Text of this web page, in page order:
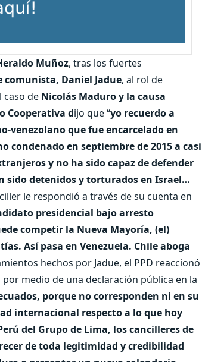
Muñoz, tras los fuertes
Daniel Jadue, al rol de
caso de Nicolás Maduro y la causa
Cooperativa dijo que “yo recuerdo a
venezolano que fue encarcelado en
condenado en septiembre de 2015 a casi
y no ha sido capaz de defender
sido detenidos y torturados en Israel…
le respondió a través de su cuenta en
presidencial bajo arresto
competir la Nueva Mayoría, (el)
Así pasa en Venezuela. Chile aboga
hechos por Jadue, el PPD reaccionó
medio de una declaración pública en la
porque no corresponden ni en su
internacional respecto a lo que hoy
del Grupo de Lima, los cancilleres de
de toda legitimidad y credibilidad